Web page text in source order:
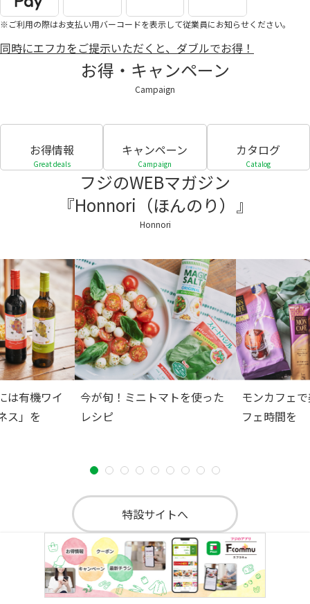
※ご利用の際はお支払い用バーコードを表示して従業員にお知らせください。
同時にエフカをご提示いただくと、ダブルでお得！
お得・キャンペーン
Campaign
お得情報
Great deals
キャンペーン
Campaign
カタログ
Catalog
フジのWEBマガジン
『Honnori（ほんのり）』
Honnori
は有機ワイ
ス」を
今が旬！ミニトマトを使った
レシピ
モンカフェ
フェ時間を
特設サイトへ